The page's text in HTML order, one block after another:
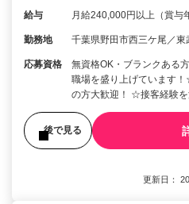
給与 月給240,000円以上（賞与
勤務地 千葉県野田市西三ケ尾／
応募資格
無資格OK・ブランクあ
職場を盛り上げています
の方大歓迎！ ☆接客経験
後で見る
更新日：